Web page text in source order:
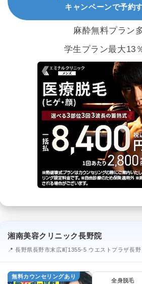
キャンペーンで予約
麻酔無料プラン
学生プラン最大13
湘南美容クリニック長野院
📍 長野県長野市末広町1355-5 ウエストプラザ長
無料カウンセリングあり
全身脱毛